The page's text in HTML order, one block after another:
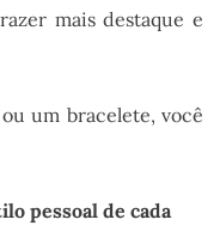
mais destaque e
um bracelete, você
pessoal de cada